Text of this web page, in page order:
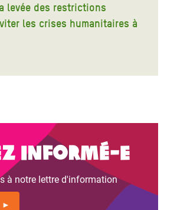
levée des restrictions
les crises humanitaires à
informé-e
à notre lettre d'information